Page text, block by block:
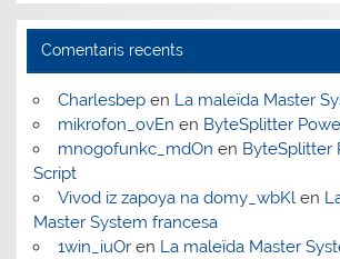
Comentaris recents
Charlesbepen La maleïda Master
mikrofon_ovEn en ByteSplitter
mnogofunkc_mdOn en ByteSplitter
Script
Vivod iz zapoya na domy_wbKlen
Master System francesa
1win_iuOren La maleïda Master